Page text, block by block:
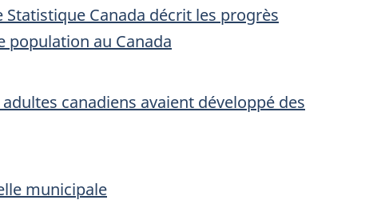
Statistique Canada décrit les progrès
population au Canada
canadiens avaient développé des
municipale